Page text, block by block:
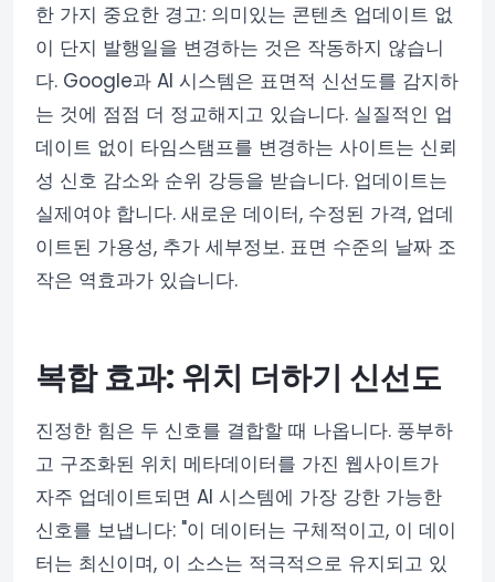
한 가지 중요한 경고: 의미있는 콘텐츠 업데이트 없
이 단지 발행일을 변경하는 것은 작동하지 않습니
다. Google과 AI 시스템은 표면적 신선도를 감지하
는 것에 점점 더 정교해지고 있습니다. 실질적인 업
데이트 없이 타임스탬프를 변경하는 사이트는 신뢰
성 신호 감소와 순위 강등을 받습니다. 업데이트는
실제여야 합니다. 새로운 데이터, 수정된 가격, 업데
이트된 가용성, 추가 세부정보. 표면 수준의 날짜 조
작은 역효과가 있습니다.
복합 효과: 위치 더하기 신선도
진정한 힘은 두 신호를 결합할 때 나옵니다. 풍부하
고 구조화된 위치 메타데이터를 가진 웹사이트가
자주 업데이트되면 AI 시스템에 가장 강한 가능한
신호를 보냅니다: "이 데이터는 구체적이고, 이 데이
터는 최신이며, 이 소스는 적극적으로 유지되고 있